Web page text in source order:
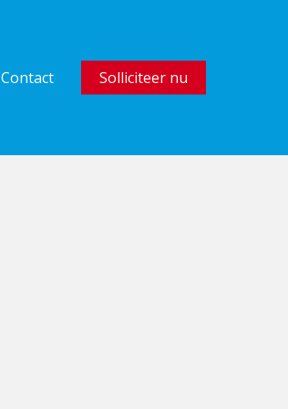
Contact Solliciteer nu